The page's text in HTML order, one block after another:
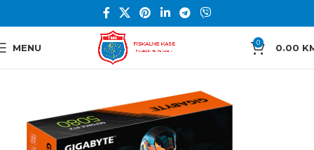
MENU 0 0.00